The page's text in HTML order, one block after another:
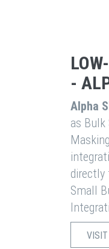
-
Alpha
as Bulk
directly
Small